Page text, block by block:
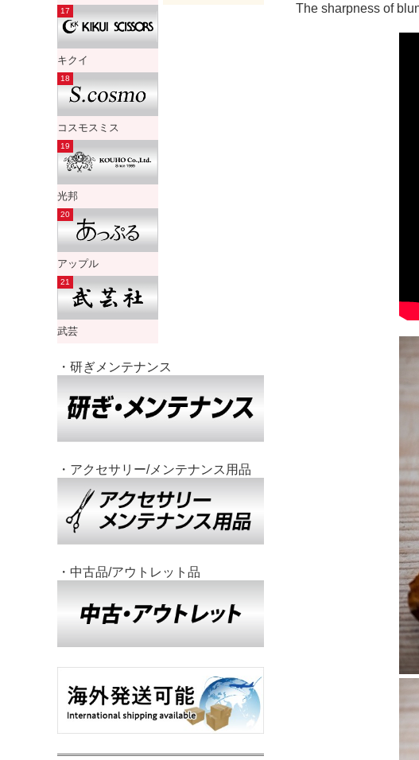
The sharpness of
キクイ
コスモスミス
光邦
アップル
武芸
・研ぎメンテナンス
・アクセサリー/メンテナンス用品
・中古品/アウトレット品